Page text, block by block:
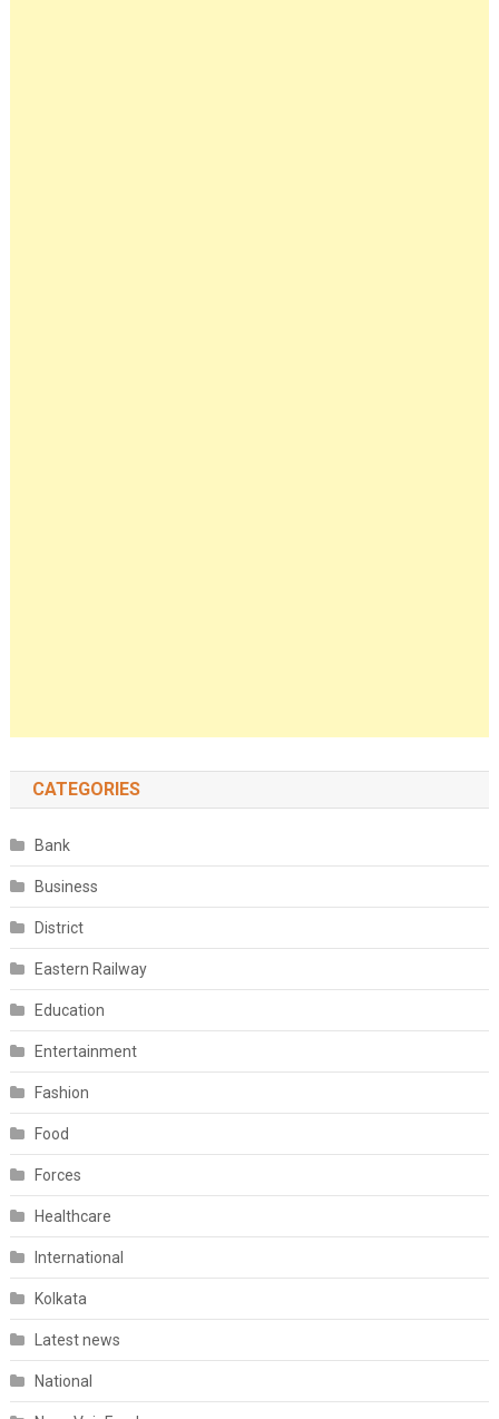
CATEGORIES
Bank
Business
District
Eastern Railway
Education
Entertainment
Fashion
Food
Forces
Healthcare
International
Kolkata
Latest news
National